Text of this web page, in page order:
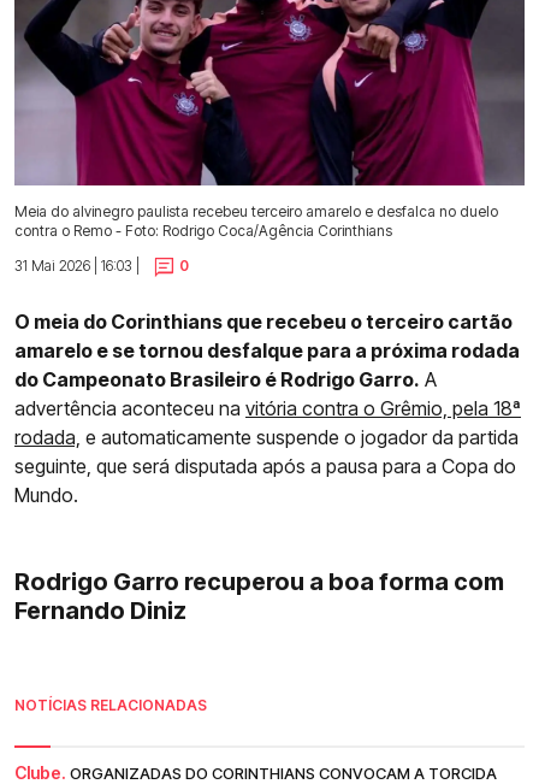
Meia do alvinegro paulista recebeu terceiro amarelo e desfalca no duelo
contra o Remo - Foto: Rodrigo Coca/Agência Corinthians
31 Mai 2026 | 16:03 |
0
O meia do Corinthians que recebeu o terceiro cartão
amarelo e se tornou desfalque para a próxima rodada
do Campeonato Brasileiro é Rodrigo Garro. A
advertência aconteceu na vitória contra o Grêmio, pela 18ª
rodada, e automaticamente suspende o jogador da partida
seguinte, que será disputada após a pausa para a Copa do
Mundo.
Rodrigo Garro recuperou a boa forma com
Fernando Diniz
NOTÍCIAS RELACIONADAS
Clube. ORGANIZADAS DO CORINTHIANS CONVOCAM A TORCIDA